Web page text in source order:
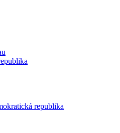
republika